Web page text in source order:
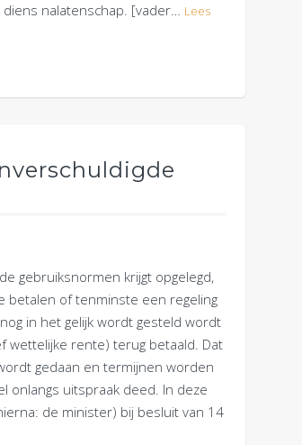
nalatenschap. [vader… Lees
gebruiksnormen krijgt opgelegd,
betalen of tenminste een regeling
in het gelijk wordt gesteld wordt
wettelijke rente) terug betaald. Dat
gedaan en termijnen worden
onlangs uitspraak deed. In deze
de minister) bij besluit van 14